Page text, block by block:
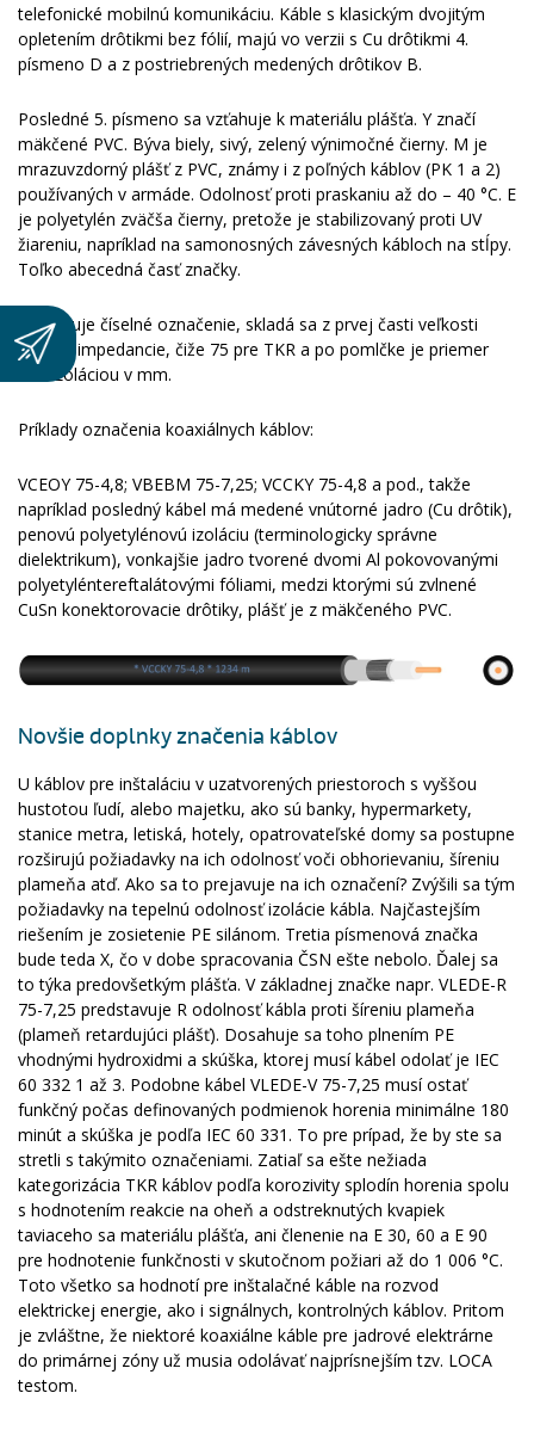
telefonické mobilnú komunikáciu. Káble s klasickým dvojitým
opletením drôtikmi bez fólií, majú vo verzii s Cu drôtikmi 4.
písmeno D a z postriebrených medených drôtikov B.
Posledné 5. písmeno sa vzťahuje k materiálu plášťa. Y značí
mäkčené PVC. Býva biely, sivý, zelený výnimočné čierny. M je
mrazuvzdorný plášť z PVC, známy i z poľných káblov (PK 1 a 2)
používaných v armáde. Odolnosť proti praskaniu až do – 40 °C. E
je polyetylén zväčša čierny, pretože je stabilizovaný proti UV
žiareniu, napríklad na samonosných závesných kábloch na stĺpy.
Toľko abecedná časť značky.
Nasleduje číselné označenie, skladá sa z prvej časti veľkosti
vlnovej impedancie, čiže 75 pre TKR a po pomlčke je priemer
nad izoláciou v mm.
Príklady označenia koaxiálnych káblov:
VCEOY 75-4,8; VBEBM 75-7,25; VCCKY 75-4,8 a pod., takže
napríklad posledný kábel má medené vnútorné jadro (Cu drôtik),
penovú polyetylénovú izoláciu (terminologicky správne
dielektrikum), vonkajšie jadro tvorené dvomi Al pokovovanými
polyetyléntereftalátovými fóliami, medzi ktorými sú zvlnené
CuSn konektorovacie drôtiky, plášť je z mäkčeného PVC.
Novšie doplnky značenia káblov
U káblov pre inštaláciu v uzatvorených priestoroch s vyššou
hustotou ľudí, alebo majetku, ako sú banky, hypermarkety,
stanice metra, letiská, hotely, opatrovateľské domy sa postupne
rozširujú požiadavky na ich odolnosť voči obhorievaniu, šíreniu
plameňa atď. Ako sa to prejavuje na ich označení? Zvýšili sa tým
požiadavky na tepelnú odolnosť izolácie kábla. Najčastejším
riešením je zosietenie PE silánom. Tretia písmenová značka
bude teda X, čo v dobe spracovania ČSN ešte nebolo. Ďalej sa
to týka predovšetkým plášťa. V základnej značke napr. VLEDE-R
75-7,25 predstavuje R odolnosť kábla proti šíreniu plameňa
(plameň retardujúci plášť). Dosahuje sa toho plnením PE
vhodnými hydroxidmi a skúška, ktorej musí kábel odolať je IEC
60 332 1 až 3. Podobne kábel VLEDE-V 75-7,25 musí ostať
funkčný počas definovaných podmienok horenia minimálne 180
minút a skúška je podľa IEC 60 331. To pre prípad, že by ste sa
stretli s takýmito označeniami. Zatiaľ sa ešte nežiada
kategorizácia TKR káblov podľa korozivity splodín horenia spolu
s hodnotením reakcie na oheň a odstreknutých kvapiek
taviaceho sa materiálu plášťa, ani členenie na E 30, 60 a E 90
pre hodnotenie funkčnosti v skutočnom požiari až do 1 006 °C.
Toto všetko sa hodnotí pre inštalačné káble na rozvod
elektrickej energie, ako i signálnych, kontrolných káblov. Pritom
je zvláštne, že niektoré koaxiálne káble pre jadrové elektrárne
do primárnej zóny už musia odolávať najprísnejším tzv. LOCA
testom.